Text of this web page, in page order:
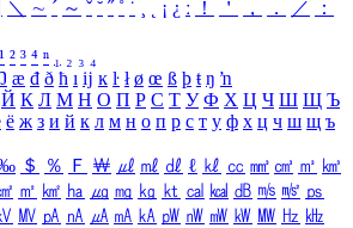
＼ ∼ ´ ～ ˇ ˘ ˝ ˚ ˙ ¸ ¡ ¿ ː ！ ＇ ， ． ／
：
¹ ² ³ ⁴ ⁿ ₁ ₂ ₃ ₄
æ đ ð ħ ı ĳ ĸ ŀ ł ø œ ß þ ŧ ŋ ŉ
Й К Л М Н О П Р С Т У Ф Х Ц Ч Ш Щ Ъ
ё ж з и й к л м н о п р с т у ф х ц ч ш щ ъ
＄ ％ Ｆ ￦ ㎕ ㎖ ㎗ ℓ ㎘ ㏄ ㎣ ㎤ ㎥ ㎦
㎡ ㎢ ㏊ ㎍ ㎎ ㎏ ㏏ ㎈ ㎉ ㏈ ㎧ ㎨ ㎰
㎹ ㎀ ㎁ ㎂ ㎃ ㎄ ㎺ ㎻ ㎽ ㎾ ㎿ ㎐ ㎑